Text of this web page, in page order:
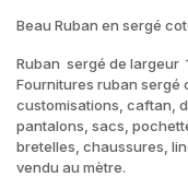
Beau Ruban en sergé
Ruban sergé de largeur
Fournitures ruban sergé
customisations, caftan,
pantalons, sacs,
bretelles, chaussures,
vendu au mètre.